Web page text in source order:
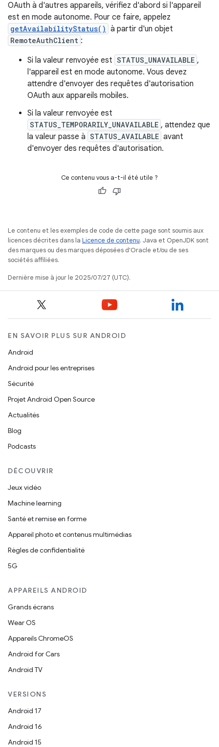
OAuth à d'autres appareils, vérifiez d'abord si l'appareil
est en mode autonome. Pour ce faire, appelez
getAvailabilityStatus() à partir d'un objet
RemoteAuthClient :
Si la valeur renvoyée est STATUS_UNAVAILABLE ,
l'appareil est en mode autonome. Vous devez
attendre d'envoyer des requêtes d'autorisation
OAuth aux appareils mobiles.
Si la valeur renvoyée est
STATUS_TEMPORARILY_UNAVAILABLE , attendez que
la valeur passe à STATUS_AVAILABLE avant
d'envoyer des requêtes d'autorisation.
Ce contenu vous a-t-il été utile ?
Le contenu et les exemples de code de cette page sont soumis aux
licences décrites dans la Licence de contenu. Java et OpenJDK sont
des marques ou des marques déposées d'Oracle et/ou de ses
sociétés affiliées.
Dernière mise à jour le 2025/07/27 (UTC).
EN SAVOIR PLUS SUR ANDROID
Android
Android pour les entreprises
Sécurité
Projet Android Open Source
Actualités
Blog
Podcasts
DÉCOUVRIR
Jeux vidéo
Machine learning
Santé et remise en forme
Appareil photo et contenus multimédias
Règles de confidentialité
5G
APPAREILS ANDROID
Grands écrans
Wear OS
Appareils ChromeOS
Android for Cars
Android TV
VERSIONS
Android 17
Android 16
Android 15